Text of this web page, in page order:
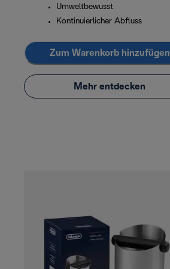
Umweltbewusst
Kontinuierlicher Abfluss
Zum Warenkorb hinzufügen
Mehr entdecken